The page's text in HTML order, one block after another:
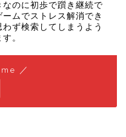
のに初歩で躓き継続で
ムでストレス解消でき
ず検索してしまうよう
。
／